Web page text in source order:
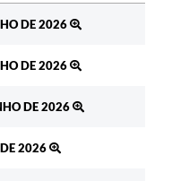
DE 2026
DE 2026
DE 2026
2026